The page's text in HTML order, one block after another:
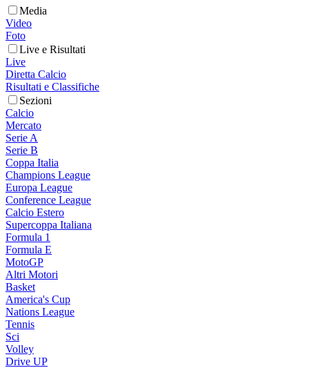
Media
Video
Foto
Live e Risultati
Live
Diretta Calcio
Risultati e Classifiche
Sezioni
Calcio
Mercato
Serie A
Serie B
Coppa Italia
Champions League
Europa League
Conference League
Calcio Estero
Supercoppa Italiana
Formula 1
Formula E
MotoGP
Altri Motori
Basket
America's Cup
Nations League
Tennis
Sci
Volley
Drive UP